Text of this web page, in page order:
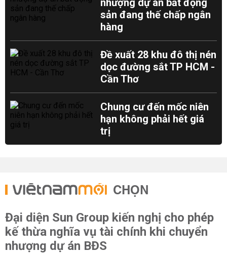
nhượng dự án bất động
sản đang thế chấp ngân
hàng
Đề xuất 28 khu đô thị nén
dọc đường sắt TP HCM -
Cần Thơ
Chung cư đến mốc niên
hạn không phải hết giá
trị
CHỌN
Đại diện Sun Group kiến nghị cho phép
kế thừa nghĩa vụ tài chính khi chuyển
nhượng dự án BĐS